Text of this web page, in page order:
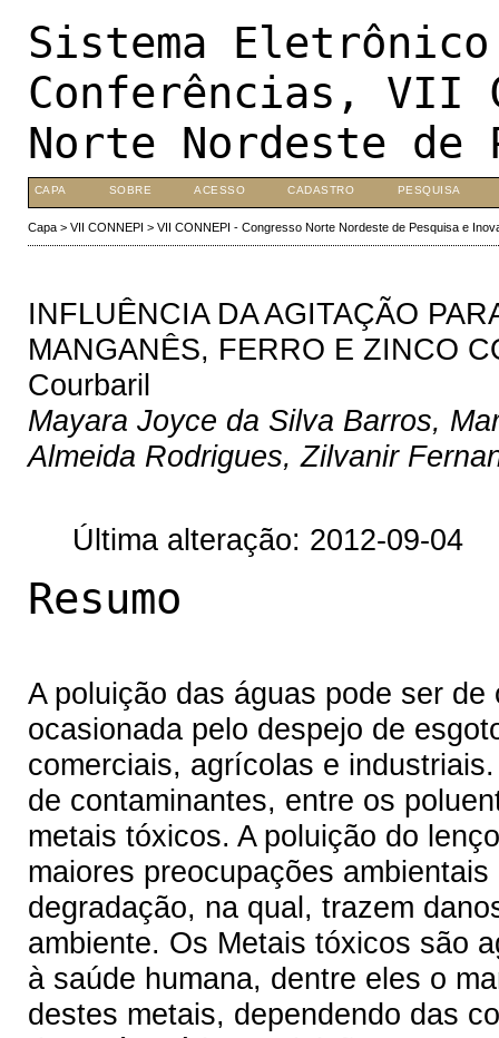
Sistema
Conferências, VII
Norte Nordeste de
CAPA SOBRE ACESSO CADASTRO PESQUISA
Capa> VII CONNEPI > VII CONNEPI - Congresso Norte Nordeste de Pesquisa e
INFLUÊNCIA DA AGITAÇÃO
MANGANÊS, FERRO E ZINCO
Courbaril
Mayara Joyce da Silva Barros,
Almeida Rodrigues, Zilvanir
Última alteração: 2012-09-04
Resumo
A poluição das águas pode ser
ocasionada pelo despejo de
comerciais, agrícolas e
de contaminantes, entre os
metais tóxicos. A poluição do
maiores preocupações
degradação, na qual, trazem
ambiente. Os Metais tóxicos são
à saúde humana, dentre eles o
destes metais, dependendo das